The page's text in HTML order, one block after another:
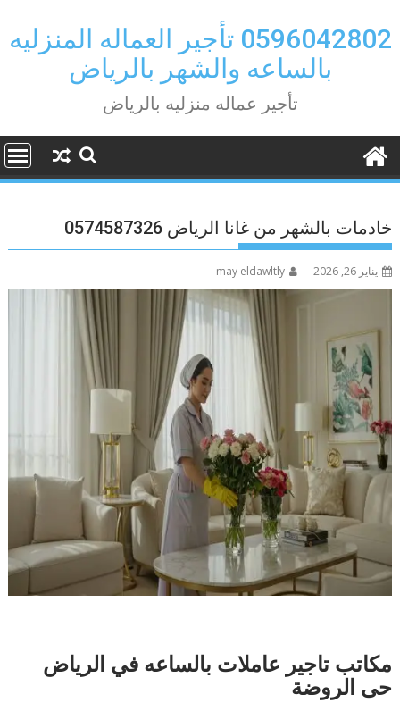
to
content
0596042802 تأجير العماله المنزليه
بالساعه والشهر بالرياض
تأجير عماله منزليه بالرياض
خادمات بالشهر من غانا الرياض 0574587326
يناير 26, 2026 may eldawltly
مكاتب تاجير عاملات بالساعه في الرياض
حى الروضة